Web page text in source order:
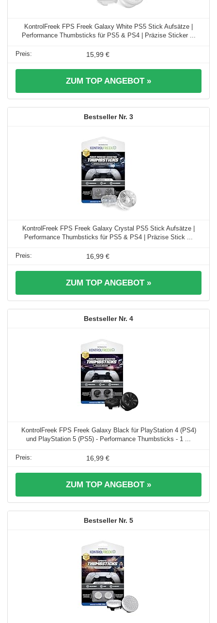
KontrolFreek FPS Freek Galaxy White PS5 Stick Aufsätze |
Performance Thumbsticks für PS5 & PS4 | Präzise Sticker ...
15,99 €
ZUM TOP ANGEBOT »
3
KontrolFreek FPS Freek Galaxy Crystal PS5 Stick Aufsätze |
Performance Thumbsticks für PS5 & PS4 | Präzise Stick ...
16,99 €
ZUM TOP ANGEBOT »
4
KontrolFreek FPS Freek Galaxy Black für PlayStation 4 (PS4)
und PlayStation 5 (PS5) - Performance Thumbsticks - 1 ...
16,99 €
ZUM TOP ANGEBOT »
5